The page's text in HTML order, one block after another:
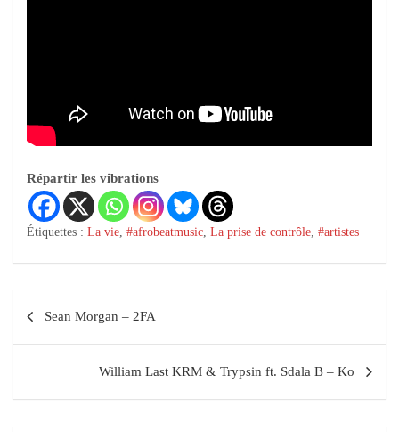
Répartir les vibrations
Étiquettes : La vie, #afrobeatmusic, La prise de contrôle, #artistes
Sean Morgan – 2FA
William Last KRM & Trypsin ft. Sdala B – Ko